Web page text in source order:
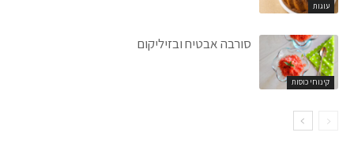
עוגות
קינוחי כוסות
סורבה אבטיח ובזיליקום